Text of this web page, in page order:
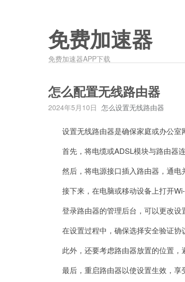
免费加速器
免费加速器APP下载
怎么配置无线路由器
2024年5月10日 怎么设置无线路由器
设置无线路由器是确保家庭或办公室
首先，将电缆或ADSL模块与路由器连
然后，将电源接口插入路由器，通电
接下来，在电脑或移动设备上打开Wi-
登录路由器的管理后台，可以更改设
在设置过程中，确保选择安全验证协
此外，还要考虑路由器放置的位置，
最后，重启路由器以使设置生效，享